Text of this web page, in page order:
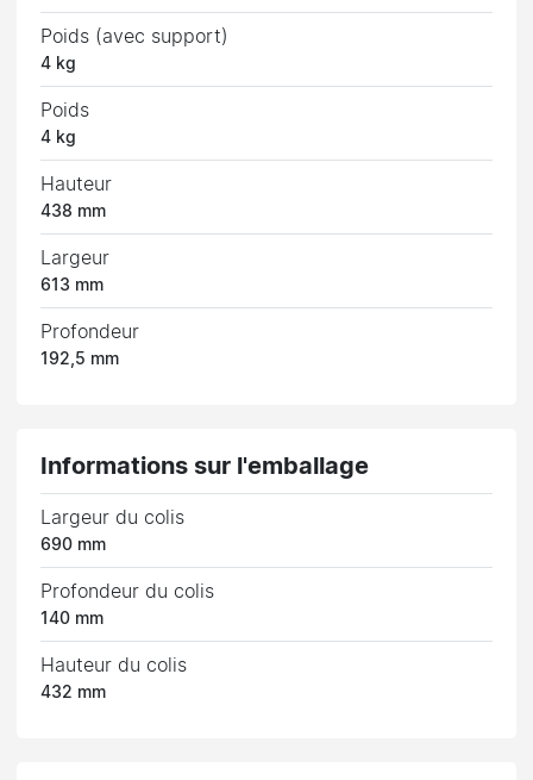
Poids (avec support)
4 kg
Poids
4 kg
Hauteur
438 mm
Largeur
613 mm
Profondeur
192,5 mm
Informations sur l'emballage
Largeur du colis
690 mm
Profondeur du colis
140 mm
Hauteur du colis
432 mm